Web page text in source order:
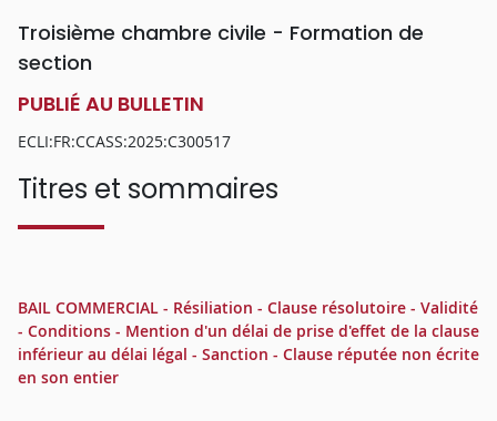
Troisième chambre civile - Formation de
section
PUBLIÉ AU BULLETIN
ECLI:FR:CCASS:2025:C300517
Titres et sommaires
BAIL COMMERCIAL - Résiliation - Clause résolutoire - Validité
- Conditions - Mention d'un délai de prise d'effet de la clause
inférieur au délai légal - Sanction - Clause réputée non écrite
en son entier